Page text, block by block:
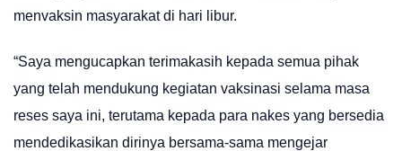
menvaksin masyarakat di hari libur.
“Saya mengucapkan terimakasih kepada semua pihak
yang telah mendukung kegiatan vaksinasi selama masa
reses saya ini, terutama kepada para nakes yang bersedia
mendedikasikan dirinya bersama-sama mengejar